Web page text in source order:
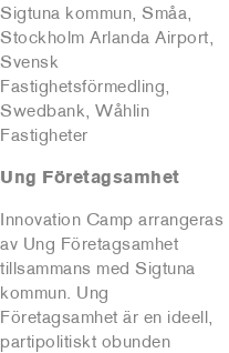
Sigtuna kommun, Småa,
Stockholm Arlanda Airport,
Svensk
Fastighetsförmedling,
Swedbank, Wåhlin
Fastigheter
Ung Företagsamhet
Innovation Camp arrangeras
av Ung Företagsamhet
tillsammans med Sigtuna
kommun. Ung
Företagsamhet är en ideell,
partipolitiskt obunden